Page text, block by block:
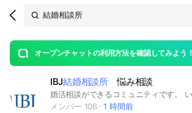
Search
OpenChats
messages
search
area
オープンチャットの利用方法を確認してみよう！
IBJ結婚相談所悩み相談
メンバー 106
1 時間前